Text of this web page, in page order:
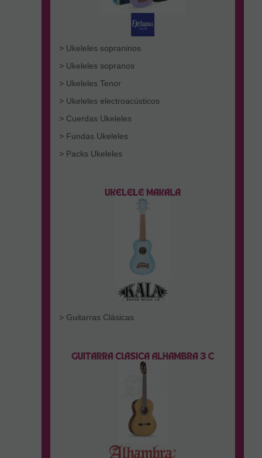
> Ukeleles sopraninos
> Ukeleles sopranos
> Ukeleles Tenor
> Ukeleles electroacústicos
> Cuerdas Ukeleles
> Fundas Ukeleles
> Packs Ukeleles
> Guitarras Clásicas